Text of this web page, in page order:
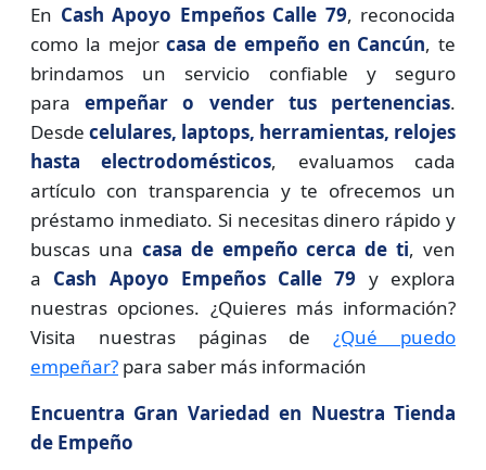
En Cash Apoyo Empeños Calle 79, reconocida
como la mejorcasa de empeño en Cancún, te
brindamos un servicio confiable y seguro
paraempeñar o vender tus pertenencias.
Desde celulares, laptops, herramientas, relojes
hasta electrodomésticos, evaluamos cada
artículo con transparencia y te ofrecemos un
préstamo inmediato. Si necesitas dinero rápido y
buscas una casa de empeño cerca de ti, ven
a Cash Apoyo Empeños Calle 79 y explora
nuestras opciones. ¿Quieres más información?
Visita nuestras páginas de¿Qué puedo
empeñar? para saber más información
Encuentra Gran Variedad en Nuestra Tienda
de Empeño